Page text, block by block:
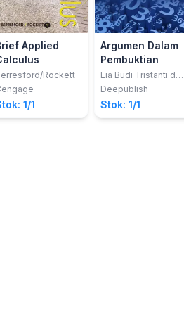
Applied
Rockett
1/1
Argumen Dalam
Pembuktian
Lia Budi Tristanti
Toto Nusantara
Deepublish
Stok: 1/1